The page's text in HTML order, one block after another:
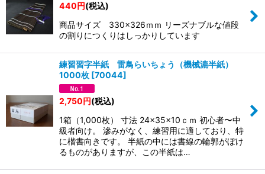
440円(税込)
商品サイズ 330×326ｍｍ リーズナブルな値段
の割りにつくりはしっかりしています
練習習字半紙 雷鳥らいちょう（機械漉半紙）
1000枚 [70044]
2,750円(税込)
1箱（1,000枚） 寸法 24×35×10ｃｍ 初心者〜中
級者向け。 滲みがなく、練習用に適しており、特
に楷書向きです。 半紙の中には書線の輪郭がぼけ
るものがありますが、この半紙は…